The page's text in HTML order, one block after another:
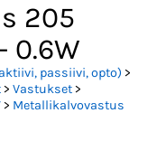
205
0.6W
passiivi, opto) >
> Vastukset>
> Metallikalvovastus